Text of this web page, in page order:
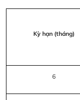
Kỳ hạn (tháng)
6